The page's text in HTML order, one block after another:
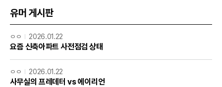
유머 게시판
ㅇㅇ 2026.01.22
요즘 신축아파트 사전점검 상태
ㅇㅇ 2026.01.22
사무실의 프레데터 vs 에이리언